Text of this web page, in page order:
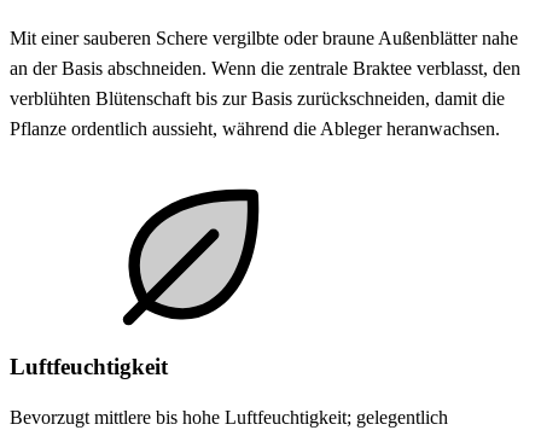
Mit einer sauberen Schere vergilbte oder braune Außenblätter nahe
an der Basis abschneiden. Wenn die zentrale Braktee verblasst, den
verblühten Blütenschaft bis zur Basis zurückschneiden, damit die
Pflanze ordentlich aussieht, während die Ableger heranwachsen.
Luftfeuchtigkeit
Bevorzugt mittlere bis hohe Luftfeuchtigkeit; gelegentlich